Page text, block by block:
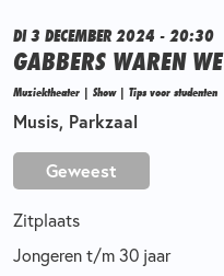
DI 3 DECEMBER 2024 - 20:30
GABBERS WAREN WE
Muziektheater | Show | Tips voor studenten
Musis, Parkzaal
Geweest
Zitplaats
Jongeren t/m 30 jaar